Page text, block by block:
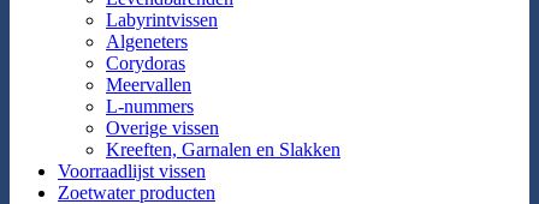
Labyrintvissen
Algeneters
Corydoras
Meervallen
L-nummers
Overige vissen
Kreeften, Garnalen en Slakken
Voorraadlijst vissen
Zoetwater producten